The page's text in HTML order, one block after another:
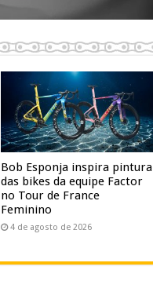
Bob Esponja inspira pintura
das bikes da equipe Factor
no Tour de France
Feminino
4 de agosto de 2026